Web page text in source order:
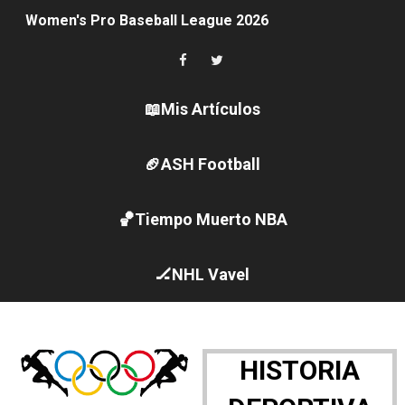
Women's Pro Baseball League 2026
Campeonato de Europa en aguas abiertas 2026
Campeonato de Europa de pentatlón moderno 2026
Canadá Open 2026
Mundial de MotoGP 2026 - GP Gran Bretaña
Canadian Elite Basketball League 2026 - Playoffs
Campeonato de Europa de high diving 2026 (París,
WWE NXT - Myles Borne y Tavion Heights ponen fin
📖Mis Artículos
🏈ASH Football
🏀Tiempo Muerto NBA
🏒NHL Vavel
HISTORIA